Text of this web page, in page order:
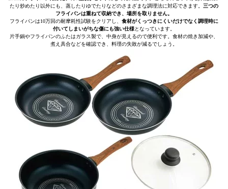
たり炒めたり以外にも、蒸したりゆでたりなどのさまざまな調理法に対応できます。 三つの
フライパンは重ねて収納でき、場所を取りません。
フライパンは10万回の耐摩耗性試験をクリアし、 食材がくっつきにくいだけでなく調理時に
付いてしまいがちな傷にも強い仕様となっています。
片手鍋やフライパンのふたはガラス製で、中身が見えるので便利です。食材の焼き加減や、
煮え具合などを確認でき、料理の失敗が減るでしょう。